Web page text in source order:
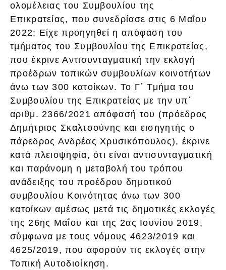
ολομέλειας του Συμβουλίου της
Επικρατείας, που συνεδρίασε στις 6 Μαΐου
2022: Είχε προηγηθεί η απόφαση του
τμήματος του Συμβουλίου της Επικρατείας,
που έκρινε Αντισυνταγματική την εκλογή
προέδρων τοπικών συμβουλίων κοινοτήτων
άνω των 300 κατοίκων. Το Γ΄ Τμήμα του
Συμβουλίου της Επικρατείας με την υπ΄
αριθμ. 2366/2021 απόφασή του (πρόεδρος
Δημήτριος Σκαλτσούνης και εισηγητής ο
πάρεδρος Ανδρέας Χρυσικόπουλος), έκρινε
κατά πλειοψηφία, ότι είναι αντισυνταγματική
και παράνομη η μεταβολή του τρόπου
ανάδειξης του προέδρου δημοτικού
συμβουλίου Κοινότητας άνω των 300
κατοίκων αμέσως μετά τις δημοτικές εκλογές
της 26ης Μαΐου και της 2ας Ιουνίου 2019,
σύμφωνα με τους νόμους 4623/2019 και
4625/2019, που αφορούν τις εκλογές στην
Τοπική Αυτοδιοίκηση.